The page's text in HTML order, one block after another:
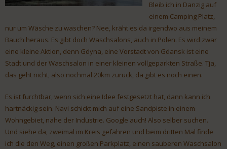
Bleib ich in Danzig auf
einem Camping Platz,
nur um Wäsche zu waschen? Nee, kräht es da irgendwo aus meinem
Bauch heraus. Es gibt doch Waschsalons, auch in Polen. Es wird zwar
eine kleine Aktion, denn Gdyna, eine Vorstadt von Gdansk ist eine
Stadt und der Waschsalon in einer kleinen vollgeparkten Straße. Tja,
das geht nicht, also nochmal 20km zurück, da gibt es noch einen.
Es ist furchtbar, wenn sich eine Idee festgesetzt hat, dann kann ich
hartnäckig sein. Navi schickt mich auf eine Sandpiste in einem
Wohngebiet, nahe der Industrie. Google auch! Also selber suchen.
Und siehe da, zweimal im Kreis gefahren und beim dritten Mal finde
ich die den Weg, einen großen Parkplatz, einen sauberen Waschsalon